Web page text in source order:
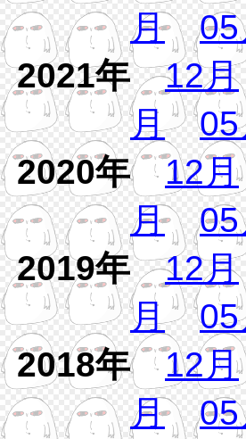
月
2021年12月
月
2020年12月
月
2019年12月
月
2018年12月
月